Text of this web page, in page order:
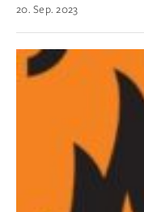
20. Sep. 2023